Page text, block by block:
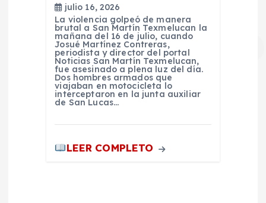
julio 16, 2026
La violencia golpeó de manera
brutal a San Martín Texmelucan la
mañana del 16 de julio, cuando
Josué Martínez Contreras,
periodista y director del portal
Noticias San Martín Texmelucan,
fue asesinado a plena luz del día.
Dos hombres armados que
viajaban en motocicleta lo
interceptaron en la junta auxiliar
de San Lucas…
LEER COMPLETO